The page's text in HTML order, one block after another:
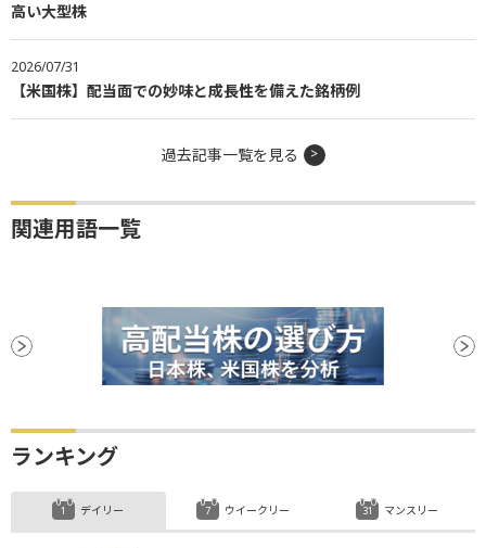
高い大型株
2026/07/31
【米国株】配当面での妙味と成長性を備えた銘柄例
過去記事一覧を見る
関連用語一覧
ランキング
デイリー ウイークリー マンスリー